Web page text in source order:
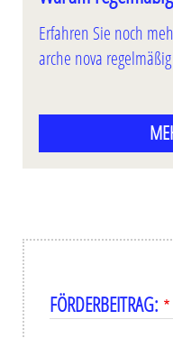
Erfahren Sie noch
arche nova
FÖRDERBEITRAG: